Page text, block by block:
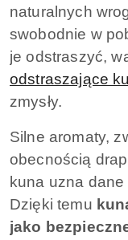
naturalnych
swobodnie w
je odstraszyć,
odstraszające
zmysły.
Silne aromaty,
obecnością
kuna uzna
Dzięki temu
jako